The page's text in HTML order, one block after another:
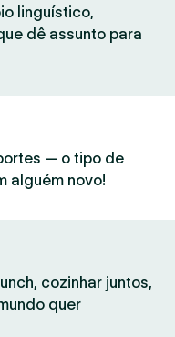
linguístico,
dê assunto para
— o tipo de
alguém novo!
cozinhar juntos,
quer